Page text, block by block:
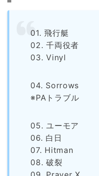
01. 飛行艇
02. 千両役者
03. Vinyl
04. Sorrows
※PAトラブル
05. ユーモア
06. 白日
07. Hitman
08. 破裂